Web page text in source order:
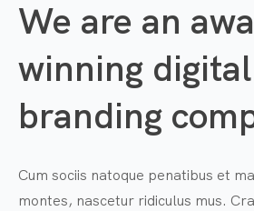
We are an
winning
branding
Cum sociis natoque penatibus et
montes, nascetur ridiculus mus.